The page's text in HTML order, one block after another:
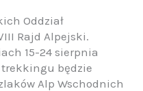
Oddział
Rajd Alpejski.
15-24 sierpnia
trekkingu będzie
Alp Wschodnich